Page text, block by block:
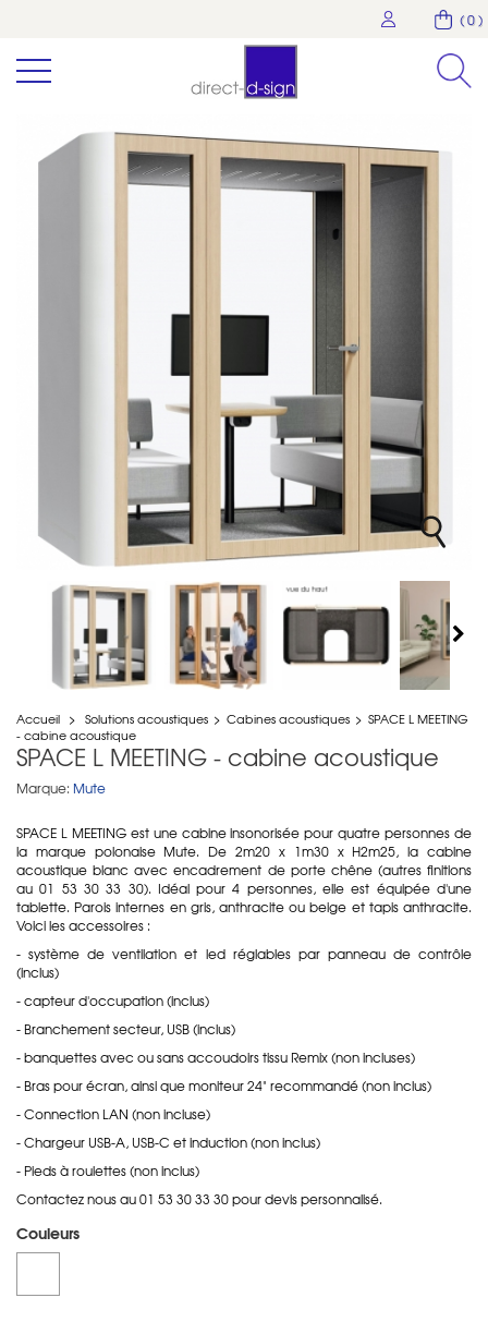
( 0 )
Accueil > Solutions acoustiques > Cabines acoustiques > SPACE L MEETING
- cabine acoustique
SPACE L MEETING - cabine acoustique
Marque: Mute
SPACE L MEETING est une cabine insonorisée pour quatre personnes de
la marque polonaise Mute. De 2m20 x 1m30 x H2m25, la cabine
acoustique blanc avec encadrement de porte chêne (autres finitions
au 01 53 30 33 30). Idéal pour 4 personnes, elle est équipée d'une
tablette. Parois internes en gris, anthracite ou beige et tapis anthracite.
Voici les accessoires :
- système de ventilation et led réglables par panneau de contrôle
(inclus)
- capteur d'occupation (inclus)
- Branchement secteur, USB (inclus)
- banquettes avec ou sans accoudoirs tissu Remix (non incluses)
- Bras pour écran, ainsi que moniteur 24" recommandé (non inclus)
- Connection LAN (non incluse)
- Chargeur USB-A, USB-C et induction (non inclus)
- Pieds à roulettes (non inclus)
Contactez nous au 01 53 30 33 30 pour devis personnalisé.
Couleurs